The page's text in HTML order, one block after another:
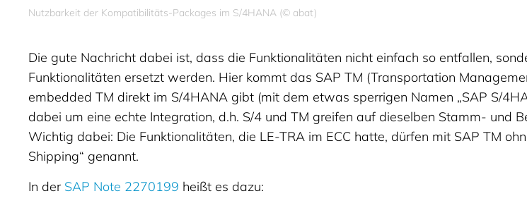
Nutzbarkeit der Kompatibilitäts-Packages im S/4HANA (© abat)
Die gute Nachricht dabei ist, dass die Funktionalitäten nicht einfach so entfallen,
Funktionalitäten ersetzt werden. Hier kommt das SAP TM (Transportation
embedded TM direkt im S/4HANA gibt (mit dem etwas sperrigen Namen „SAP S/
dabei um eine echte Integration, d.h. S/4 und TM greifen auf dieselben Stamm- und
Wichtig dabei: Die Funktionalitäten, die LE-TRA im ECC hatte, dürfen mit SAP TM
Shipping“ genannt.
In der SAP Note 2270199 heißt es dazu: